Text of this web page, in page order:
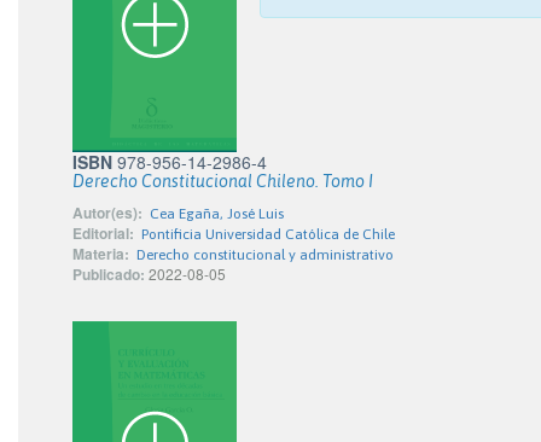
ISBN 978-956-14-2986-4
Derecho Constitucional Chileno. Tomo I
Autor(es): Cea Egaña, José Luis
Editorial: Pontificia Universidad Católica de Chile
Materia: Derecho constitucional y administrativo
Publicado: 2022-08-05